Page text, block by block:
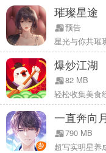
作、体验不同的职业感受
*轻松社交——小镇邻居
和最可爱的人一起，简
的邻居玩法和小镇玩法，
同装饰起属于大家的共有
官网：http://
官方微博：@摩尔庄
官方微信：mole61
璀璨星途
预告
星光与你共璀
爆炒江湖
82 MB
轻松收集美食
一直奔向月
790 MB
超写实明星养